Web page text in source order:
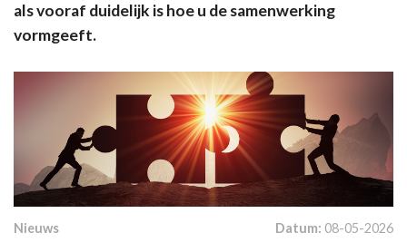
als vooraf duidelijk is hoe u de samenwerking
vormgeeft.
Nieuws Datum: 08-05-2026